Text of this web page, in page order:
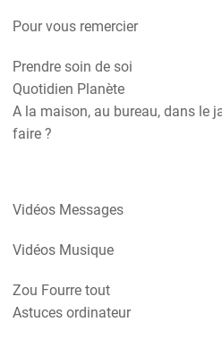
Pour vous remercier
Prendre soin de soi
Quotidien Planète
A la maison, au bureau, dans le
faire ?
Vidéos Messages
Vidéos Musique
Zou Fourre tout
Astuces ordinateur